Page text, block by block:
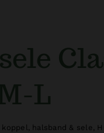
L
koppel, halsband & sele